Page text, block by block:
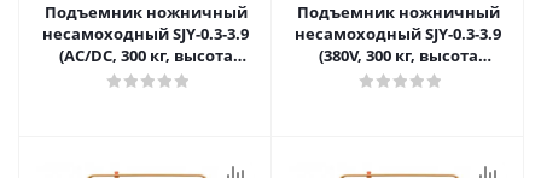
Подъемник ножничный
несамоходный SJY-0.3-3.9
(AC/DC, 300 кг, высота
подъема 3,9 м) SMART в
Подъемник ножничный
несамоходный SJY-0.3-3.9
(380V, 300 кг, высота
подъема 3,9 м) SMART в